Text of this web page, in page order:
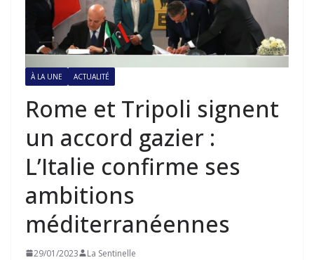
À LA UNE ACTUALITÉ
Rome et Tripoli signent
un accord gazier :
L’Italie confirme ses
ambitions
méditerranéennes
29/01/2023 La Sentinelle